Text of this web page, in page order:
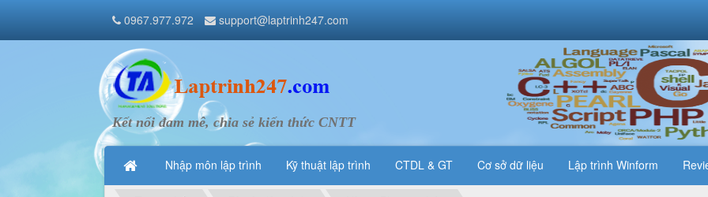
Kết nối đam mê, chia sẻ kiến thức CNTT
Nhập môn lập trình Kỹ thuật lập trình CTDL & GT Cơ sở dữ liệu Lập trình Winform
0967.977.972 support@laptrinh247.com